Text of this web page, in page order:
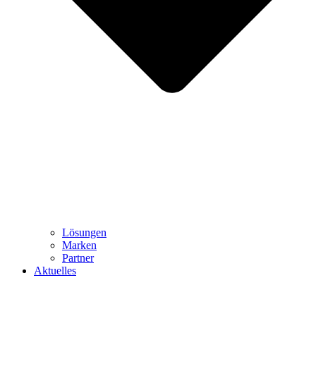
Lösungen
Marken
Partner
Aktuelles